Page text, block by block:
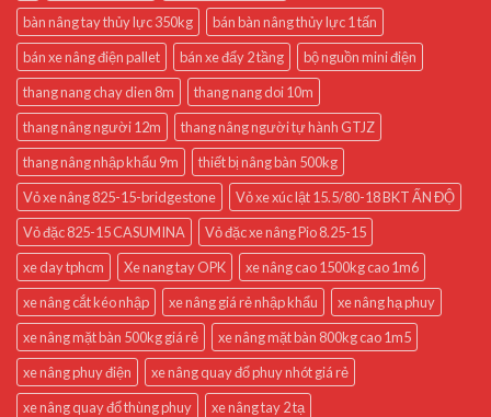
bàn nâng tay thủy lực 350kg
bán bàn nâng thủy lực 1 tấn
bán xe nâng điện pallet
bán xe đẩy 2 tầng
bộ nguồn mini điện
thang nang chay dien 8m
thang nang doi 10m
thang nâng người 12m
thang nâng người tự hành GTJZ
thang nâng nhập khẩu 9m
thiết bị nâng bàn 500kg
Vỏ xe nâng 825-15-bridgestone
Vỏ xe xúc lật 15.5/80-18 BKT ẤN ĐỘ
Vỏ đặc 825-15 CASUMINA
Vỏ đặc xe nâng Pio 8.25-15
xe day tphcm
Xe nang tay OPK
xe nâng cao 1500kg cao 1m6
xe nâng cắt kéo nhập
xe nâng giá rẻ nhập khẩu
xe nâng hạ phuy
xe nâng mặt bàn 500kg giá rẻ
xe nâng mặt bàn 800kg cao 1m5
xe nâng phuy điện
xe nâng quay đổ phuy nhót giá rẻ
xe nâng quay đổ thùng phuy
xe nâng tay 2 tạ